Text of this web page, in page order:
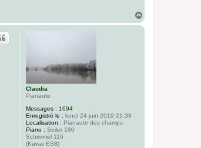
u
Claudia
Pianaute
Messages : 1694
Enregistré le : lundi 24 juin 2019 21:39
Localisation : Pianaute des champs
Piano : Seiler 180
Schimmel 116
(Kawai ES8)